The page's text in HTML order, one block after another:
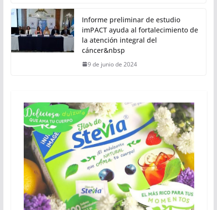
Informe preliminar de estudio
imPACT ayuda al fortalecimiento de
la atención integral del
cáncer&nbsp
9 de junio de 2024